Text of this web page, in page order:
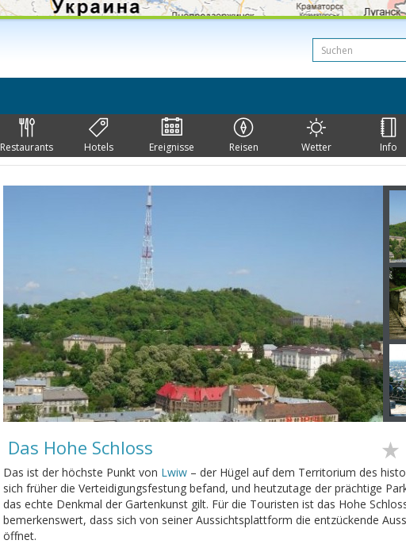
Restaurants Hotels Ereignisse Reisen Wetter Info
Das Hohe Schloss
Das ist der höchste Punkt von Lwiw – der Hügel auf dem Territorium des
sich früher die Verteidigungsfestung befand, und heutzutage der prächtige
das echte Denkmal der Gartenkunst gilt. Für die Touristen ist das Hohe
bemerkenswert, dass sich von seiner Aussichtsplattform die entzückende
öffnet.